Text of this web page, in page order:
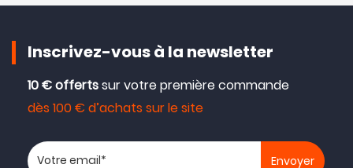
Inscrivez-vous à la newsletter
10 € offertssur votre première commande
dès 100 € d’achats sur le site
Votre adresse email